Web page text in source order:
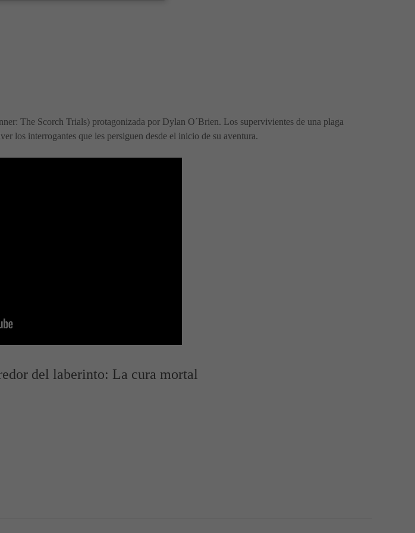
The Scorch Trials) protagonizada por Dylan O´Brien. Los supervivientes de una plaga
los interrogantes que les persiguen desde el inicio de su aventura.
del laberinto: La cura mortal